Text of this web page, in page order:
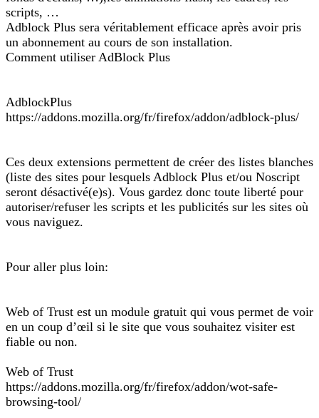
scripts, …
Adblock Plus sera véritablement efficace après avoir pris
un abonnement au cours de son installation.
Comment utiliser AdBlock Plus
AdblockPlus
https://addons.mozilla.org/fr/firefox/addon/adblock-plus/
Ces deux extensions permettent de créer des listes blanches
(liste des sites pour lesquels Adblock Plus et/ou Noscript
seront désactivé(e)s). Vous gardez donc toute liberté pour
autoriser/refuser les scripts et les publicités sur les sites où
vous naviguez.
Pour aller plus loin:
Web of Trust est un module gratuit qui vous permet de voir
en un coup d’œil si le site que vous souhaitez visiter est
fiable ou non.
Web of Trust
https://addons.mozilla.org/fr/firefox/addon/wot-safe-
browsing-tool/